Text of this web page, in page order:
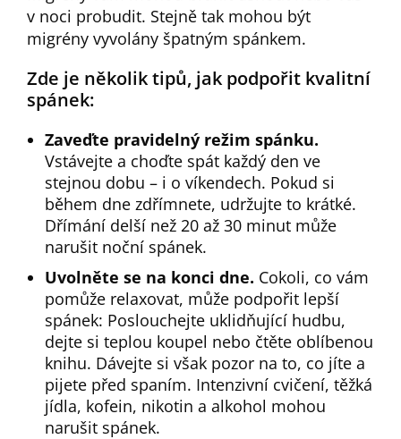
v noci probudit. Stejně tak mohou být
migrény vyvolány špatným spánkem.
Zde je několik tipů, jak podpořit kvalitní
spánek:
Zaveďte pravidelný režim spánku.
Vstávejte a choďte spát každý den ve
stejnou dobu – i o víkendech. Pokud si
během dne zdřímnete, udržujte to krátké.
Dřímání delší než 20 až 30 minut může
narušit noční spánek.
Uvolněte se na konci dne. Cokoli, co vám
pomůže relaxovat, může podpořit lepší
spánek: Poslouchejte uklidňující hudbu,
dejte si teplou koupel nebo čtěte oblíbenou
knihu. Dávejte si však pozor na to, co jíte a
pijete před spaním. Intenzivní cvičení, těžká
jídla, kofein, nikotin a alkohol mohou
narušit spánek.